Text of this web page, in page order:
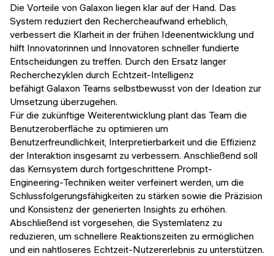
Die Vorteile von Galaxon liegen klar auf der Hand. Das
System reduziert den Rechercheaufwand erheblich,
verbessert die Klarheit in der frühen Ideenentwicklung und
hilft Innovatorinnen und Innovatoren schneller fundierte
Entscheidungen zu treffen. Durch den Ersatz langer
Recherchezyklen durch Echtzeit-Intelligenz
befähigt Galaxon Teams selbstbewusst von der Ideation zur
Umsetzung überzugehen.
Für die zukünftige Weiterentwicklung plant das Team die
Benutzeroberfläche zu optimieren um
Benutzerfreundlichkeit, Interpretierbarkeit und die Effizienz
der Interaktion insgesamt zu verbessern. Anschließend soll
das Kernsystem durch fortgeschrittene Prompt-
Engineering-Techniken weiter verfeinert werden, um die
Schlussfolgerungsfähigkeiten zu stärken sowie die Präzision
und Konsistenz der generierten Insights zu erhöhen.
Abschließend ist vorgesehen, die Systemlatenz zu
reduzieren, um schnellere Reaktionszeiten zu ermöglichen
und ein nahtloseres Echtzeit-Nutzererlebnis zu unterstützen.